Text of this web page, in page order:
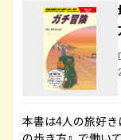
本書は4人の旅好